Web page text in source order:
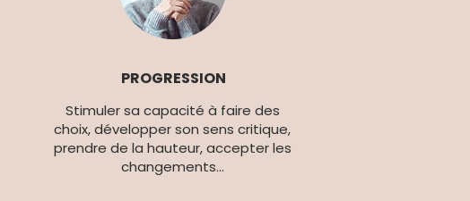
PROGRESSION
Stimuler sa capacité à faire des
choix, développer son sens critique,
prendre de la hauteur, accepter les
changements...